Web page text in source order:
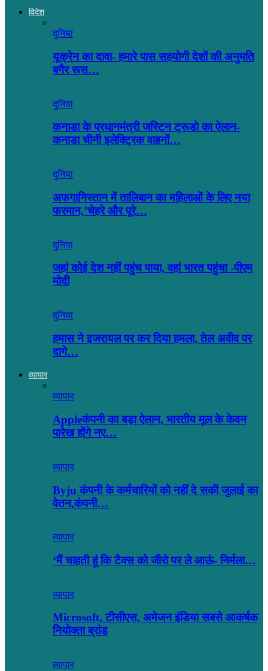
विदेश
दुनिया
यूक्रेन का दावा- हमारे पास सहयोगी देशों की अनुमति
बगैर रूस…
दुनिया
कनाडा के प्रधानमंत्री जस्टिन ट्रूडो का ऐलान-
कनाडा चीनी इलेक्ट्रिक वाहनों…
दुनिया
अफगानिस्तान में तालिबान का महिलाओं के लिए नया
फरमान,’चेहरे और पूरे…
दुनिया
जहां कोई देश नहीं पहुंच पाया, वहां भारत पहुंचा -पीएम
मोदी
दुनिया
हमास ने इजरायल पर कर दिया हमला, तेल अवीव पर
दागे…
व्यापार
व्यापार
Appleकंपनी का बड़ा ऐलान, भारतीय मूल के केवन
पारेख होंगे नए…
व्यापार
Byju कंपनी के कर्मचारियों को नहीं दे सकी जुलाई का
वेतन,कंपनी…
व्यापार
‘मैं चाहती हूं कि टैक्स को जीरो पर ले आऊं- निर्मला…
व्यापार
Microsoft, टीसीएस, अमेजन इंडिया सबसे आकर्षक
नियोक्ता ब्रांड
व्यापार